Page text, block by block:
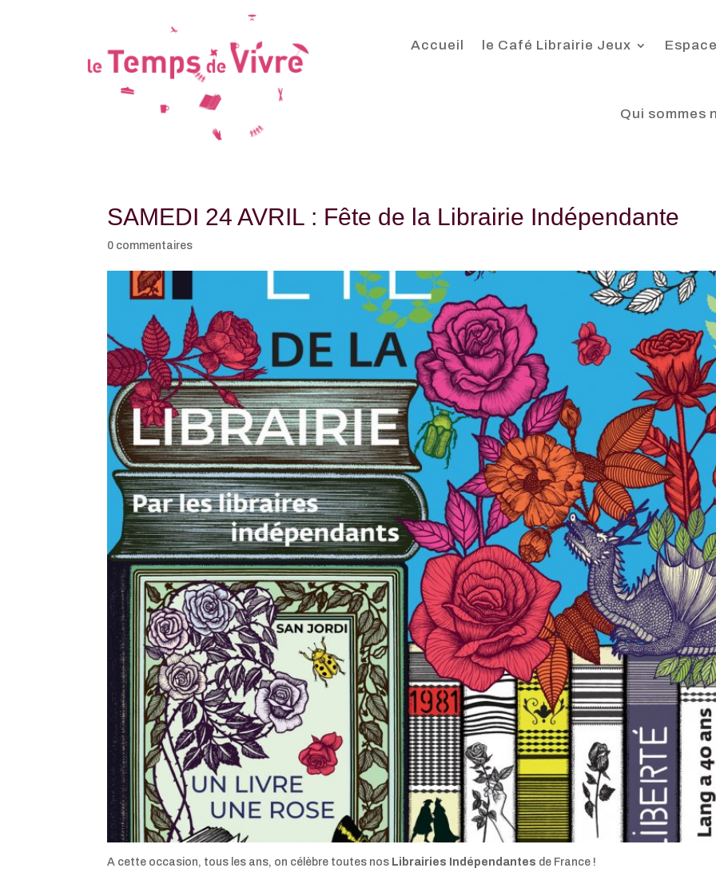
Accueil le Café Librairie Jeux
Qui sommes
SAMEDI 24 AVRIL : Fête de la Librairie Indépendante
0 commentaires
A cette occasion, tous les ans, on célèbre toutes nos Librairies Indépendantes de France !